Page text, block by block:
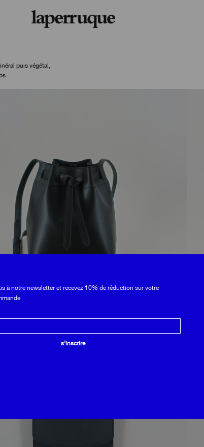
puis végétal,
à notre newsletter et recevez 10% de réduction sur votre
s'inscrire